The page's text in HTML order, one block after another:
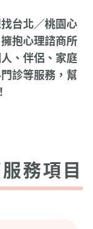
台北／桃園心
抱心理諮商所
、伴侶、家庭
診等服務，幫
務項目